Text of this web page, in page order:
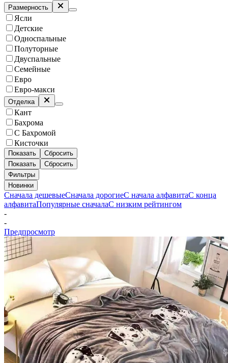
Размерность
Ясли
Детские
Односпальные
Полуторные
Двуспальные
Семейные
Евро
Евро-макси
Отделка
Кант
Бахрома
С Бахромой
Кисточки
Показать
Сбросить
Показать
Сбросить
Фильтры
Новинки
Сначала дешевыеСначала дорогиеС начала алфавитаС конца
алфавитаПопулярные сначалаС низким рейтингом
-
-
Предпросмотр